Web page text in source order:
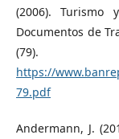
(2006). Turismo
Documentos de
(79).
https://
79.pdf
Andermann, J.